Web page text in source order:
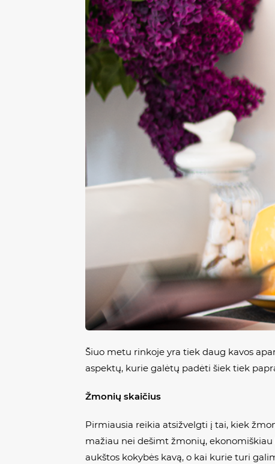
Šiuo metu rinkoje yra tiek daug kavos
aspektų, kurie galėtų padėti šiek tiek
Žmonių skaičius
Pirmiausia reikia atsižvelgti į tai, kiek
mažiau nei dešimt žmonių,
aukštos kokybės kavą, o kai kurie turi